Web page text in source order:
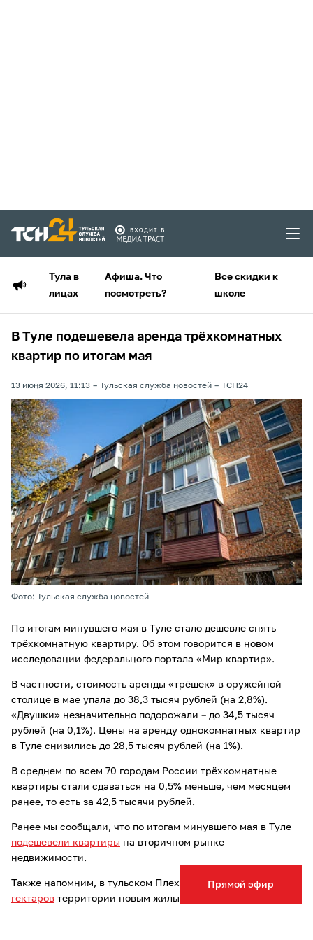
Тула в
лицах
Афиша. Что
посмотреть?
Все скидки к
школе
Прямой эфир
В Туле подешевела аренда трёхкомнатных
квартир по итогам мая
13 июня 2026, 11:13 Тульская служба новостей ТСН24
Фото: Тульская служба новостей
По итогам минувшего мая в Туле стало дешевле снять
трёхкомнатную квартиру. Об этом говорится в новом
исследовании федерального портала «Мир квартир».
В частности, стоимость аренды «трёшек» в оружейной
столице в мае упала до 38,3 тысяч рублей (на 2,8%).
«Двушки» незначительно подорожали – до 34,5 тысяч
рублей (на 0,1%). Цены на аренду однокомнатных квартир
в Туле снизились до 28,5 тысяч рублей (на 1%).
В среднем по всем 70 городам России трёхкомнатные
квартиры стали сдаваться на 0,5% меньше, чем месяцем
ранее, то есть за 42,5 тысячи рублей.
Ранее мы сообщали, что по итогам минувшего мая в Туле
подешевели квартиры на вторичном рынке
недвижимости.
Также напомним, в тульском Плехановозастроят 20
гектаров территории новым жилым комплексом.